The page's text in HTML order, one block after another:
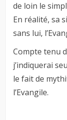
de loin le
En réalité, sa
sans lui,
Compte tenu
j’indiquerai
le fait de
l’Evangile.